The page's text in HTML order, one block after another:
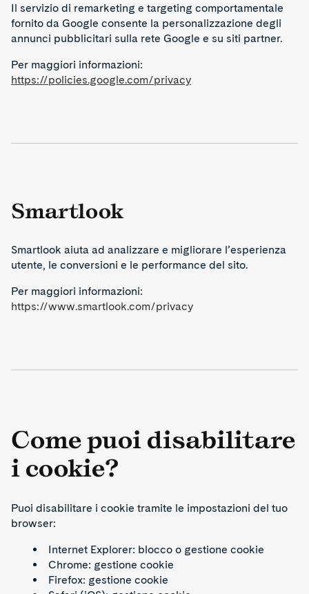
Il servizio di remarketing e targeting comportamentale
fornito da Google consente la personalizzazione degli
annunci pubblicitari sulla rete Google e su siti partner.
Per maggiori informazioni:
https://policies.google.com/privacy
Smartlook
Smartlook aiuta ad analizzare e migliorare l’esperienza
utente, le conversioni e le performance del sito.
Per maggiori informazioni:
https://www.smartlook.com/privacy
Come puoi disabilitare
i cookie?
Puoi disabilitare i cookie tramite le impostazioni del tuo
browser:
Internet Explorer: blocco o gestione cookie
Chrome: gestione cookie
Firefox: gestione cookie